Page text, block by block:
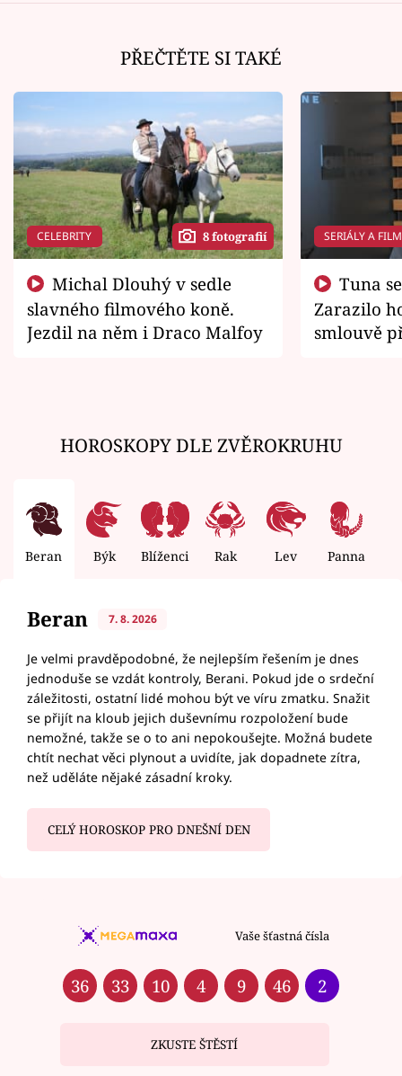
PŘEČTĚTE SI TAKÉ
CELEBRITY 8 fotografií
slavného filmového koně.
Jezdil na něm i Draco Malfoy
SERIÁLY A
Zarazilo
smlouvě
HOROSKOPY DLE ZVĚROKRUHU
Beran Býk Blíženci Rak Lev Panna
Beran 7. 8. 2026
Je velmi pravděpodobné, že nejlepším řešením je dnes
jednoduše se vzdát kontroly, Berani. Pokud jde o srdeční
záležitosti, ostatní lidé mohou být ve víru zmatku. Snažit
se přijít na kloub jejich duševnímu rozpoložení bude
nemožné, takže se o to ani nepokoušejte. Možná budete
chtít nechat věci plynout a uvidíte, jak dopadnete zítra,
než uděláte nějaké zásadní kroky.
CELÝ HOROSKOP PRO DNEŠNÍ DEN
Vaše šťastná čísla
36 33 10 4 9 46 2
ZKUSTE ŠTĚSTÍ